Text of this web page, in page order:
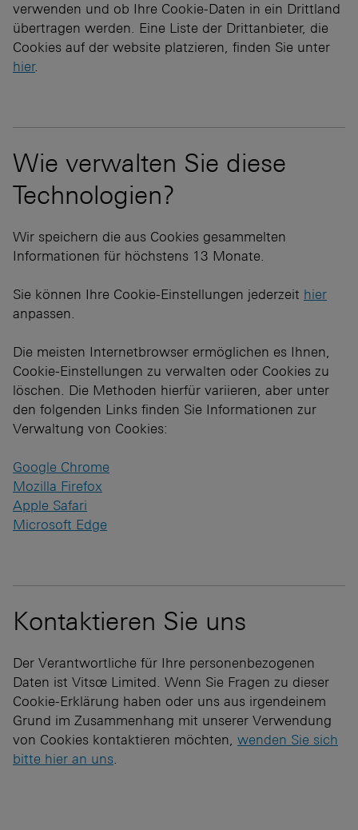
verwenden und ob Ihre Cookie-Daten in ein Drittland
übertragen werden. Eine Liste der Drittanbieter, die
Cookies auf der website platzieren, finden Sie unter
hier.
Wie verwalten Sie diese
Technologien?
Wir speichern die aus Cookies gesammelten
Informationen für höchstens 13 Monate.
Sie können Ihre Cookie-Einstellungen jederzeit hier
anpassen.
Die meisten Internetbrowser ermöglichen es Ihnen,
Cookie-Einstellungen zu verwalten oder Cookies zu
löschen. Die Methoden hierfür variieren, aber unter
den folgenden Links finden Sie Informationen zur
Verwaltung von Cookies:
Google Chrome
Mozilla Firefox
Apple Safari
Microsoft Edge
Kontaktieren Sie uns
Der Verantwortliche für Ihre personenbezogenen
Daten ist Vitsœ Limited. Wenn Sie Fragen zu dieser
Cookie-Erklärung haben oder uns aus irgendeinem
Grund im Zusammenhang mit unserer Verwendung
von Cookies kontaktieren möchten, wenden Sie sich
bitte hier an uns.